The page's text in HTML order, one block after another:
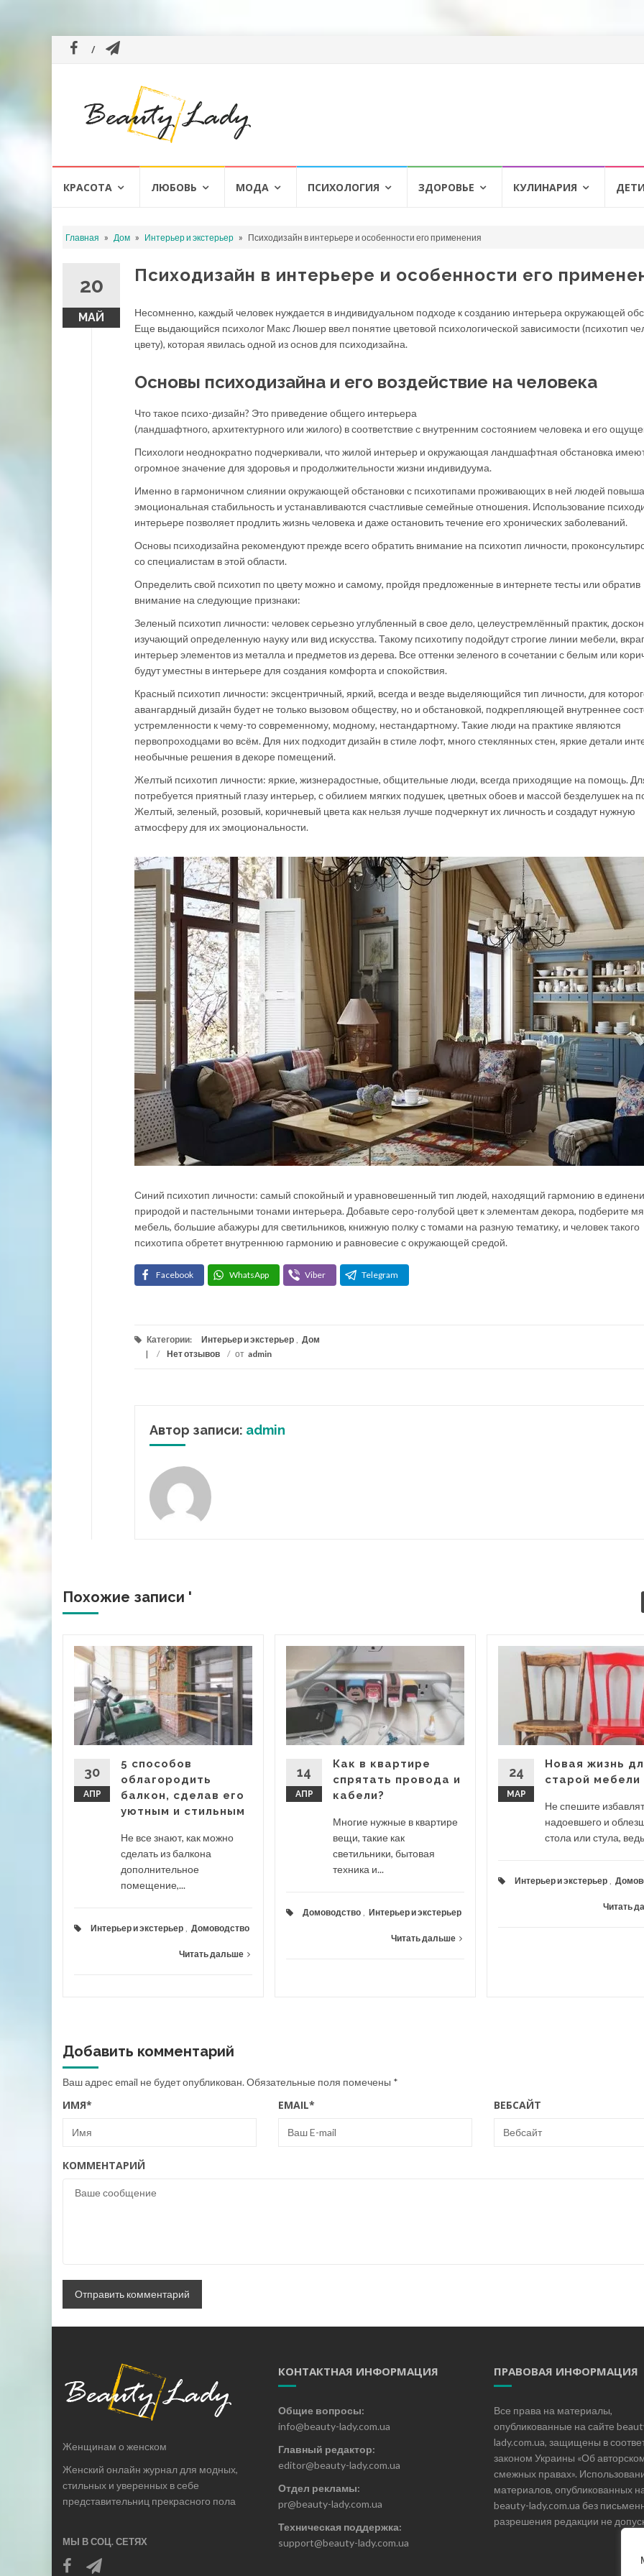
КРАСОТА ЛЮБОВЬ МОДА ПСИХОЛОГИЯ ЗДОРОВЬЕ КУЛИНАРИЯ ДЕТИ
Главная » Дом » Интерьер и экстерьер » Психодизайн в интерьере и особенности его применения
20
МАЙ
Психодизайн в интерьере и особенности его
Несомненно, каждый человек нуждается в индивидуальном подходе к созданию интерьера окружающей
Еще выдающийся психолог Макс Люшер ввел понятие цветовой психологической зависимости (психотип
цвету), которая явилась одной из основ для психодизайна.
Основы психодизайна и его воздействие на человека
Что такое психо-дизайн? Это приведение общего интерьера
(ландшафтного, архитектурного или жилого) в соответствие с внутренним состоянием человека и его
Психологи неоднократно подчеркивали, что жилой интерьер и окружающая ландшафтная обстановка
огромное значение для здоровья и продолжительности жизни индивидуума.
Именно в гармоничном слиянии окружающей обстановки с психотипами проживающих в ней людей
эмоциональная стабильность и устанавливаются счастливые семейные отношения. Использование
интерьере позволяет продлить жизнь человека и даже остановить течение его хронических заболеваний.
Основы психодизайна рекомендуют прежде всего обратить внимание на психотип личности,
со специалистам в этой области.
Определить свой психотип по цвету можно и самому, пройдя предложенные в интернете тесты или обратив
внимание на следующие признаки:
Зеленый психотип личности: человек серьезно углубленный в свое дело, целеустремлённый практик,
изучающий определенную науку или вид искусства. Такому психотипу подойдут строгие линии мебели,
интерьер элементов из металла и предметов из дерева. Все оттенки зеленого в сочетании с белым или
будут уместны в интерьере для создания комфорта и спокойствия.
Красный психотип личности: эксцентричный, яркий, всегда и везде выделяющийся тип личности, для
авангардный дизайн будет не только вызовом обществу, но и обстановкой, подкрепляющей внутреннее
устремленности к чему-то современному, модному, нестандартному. Такие люди на практике являются
первопроходцами во всём. Для них подходит дизайн в стиле лофт, много стеклянных стен, яркие детали
необычные решения в декоре помещений.
Желтый психотип личности: яркие, жизнерадостные, общительные люди, всегда приходящие на помощь.
потребуется приятный глазу интерьер, с обилием мягких подушек, цветных обоев и массой безделушек на
Желтый, зеленый, розовый, коричневый цвета как нельзя лучше подчеркнут их личность и создадут нужную
атмосферу для их эмоциональности.
Синий психотип личности: самый спокойный и уравновешенный тип людей, находящий гармонию в
природой и пастельными тонами интерьера. Добавьте серо-голубой цвет к элементам декора, подберите
мебель, большие абажуры для светильников, книжную полку с томами на разную тематику, и человек такого
психотипа обретет внутреннюю гармонию и равновесие с окружающей средой.
Facebook WhatsApp Viber Telegram
Категории: Интерьер и экстерьер , Дом
/
Нет отзывов / от admin
Автор записи: admin
Похожие записи '
сада
мы
30
АПР
5 способов
облагородить
балкон, сделав его
уютным и стильным
Не все знают, как можно
сделать из балкона
дополнительное
помещение,...
Интерьер и экстерьер Домоводство
Читать дальше
14
АПР
Как в квартире
спрятать провода и
кабели?
Многие нужные в квартире
вещи, такие как
светильники, бытовая
техника и...
Домоводство Интерьер и экстерьер
Читать дальше
24
МАР
Новая жизнь
старой мебели
Не спешите
надоевшего и
стола или стула,
Интерьер и экстерьер
Читать
Добавить комментарий
Ваш адрес email не будет опубликован.Обязательные поля помечены *
ИМЯ* EMAIL* ВЕБСАЙТ
КОММЕНТАРИЙ
Женщинам о женском
Женский онлайн журнал для модных,
стильных и уверенных в себе
представительниц прекрасного пола
МЫ В СОЦ. СЕТЯХ
КОНТАКТНАЯ ИНФОРМАЦИЯ
Общие вопросы:
info@beauty-lady.com.ua
Главный редактор:
editor@beauty-lady.com.ua
Отдел рекламы:
pr@beauty-lady.com.ua
Техническая поддержка:
support@beauty-lady.com.ua
ПРАВОВАЯ ИНФОРМАЦИЯ
Все права на материалы,
опубликованные на сайте
lady.com.ua, защищены в
законом Украины «Об
смежных правах».
материалов, опубликованных
beauty-lady.com.ua без
разрешения редакции не